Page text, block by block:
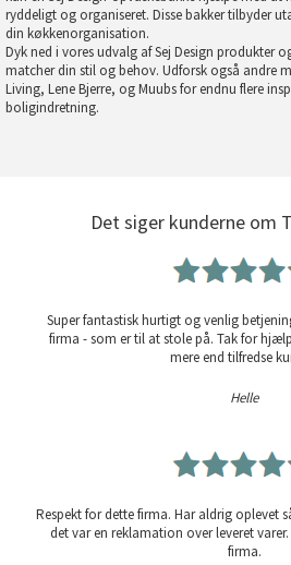
ryddeligt og organiseret. Disse bakker tilbyder
din køkkenorganisation.
Dyk ned i vores udvalg af Sej Design produkter
matcher din stil og behov. Udforsk også andre
Living, Lene Bjerre, ogMuubsfor endnu flere
boligindretning.
Det siger kunderne om
Super fantastisk hurtigt og venlig
firma - som er til at stole på. Tak for
mere end tilfredse
Helle
Respekt for dette firma. Har aldrig oplevet
det var en reklamation over leveret
firma.